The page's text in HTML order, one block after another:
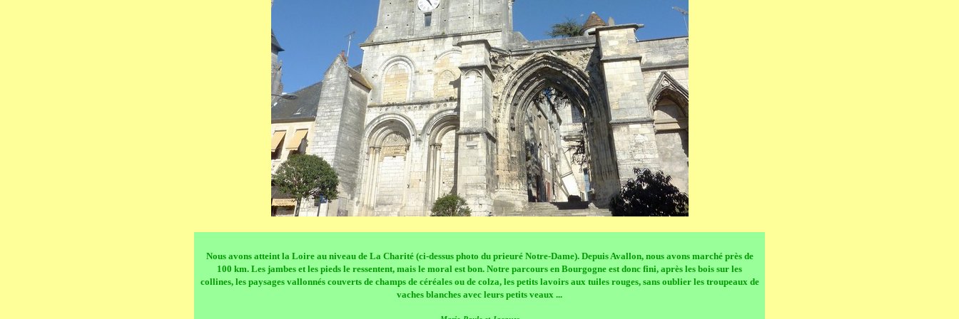
Nous avons atteint la Loire au niveau de La Charité (ci-dessus photo du prieuré Notre-Dame). Depuis Avallon, nous avons marché près de
100 km. Les jambes et les pieds le ressentent, mais le moral est bon. Notre parcours en Bourgogne est donc fini, après les bois sur les
collines, les paysages vallonnés couverts de champs de céréales ou de colza, les petits lavoirs aux tuiles rouges, sans oublier les troupeaux de
vaches blanches avec leurs petits veaux ...